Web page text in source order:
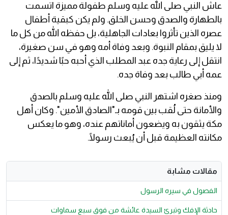
عاش النبي صلى الله عليه وسلم طفولة مميزة اتسمت
بالطهارة والصدق وحسن الخلق. ولم يكن كبقية أطفال
عصره الذين تأثروا بعادات الجاهلية، بل حفظه الله من كل ما
لا يليق بمقام النبوة. وبعد وفاة أمه وهو في سن صغيرة،
انتقل إلى رعاية جده عبد المطلب الذي أحبه حبًا شديدًا، ثم إلى
عمه أبي طالب بعد وفاة جده.
ومنذ صغره اشتهر النبي صلى الله عليه وسلم بالصدق
والأمانة حتى لُقب بين قومه بـ"الصادق الأمين". وكان أهل
مكة يثقون به ويضعون أماناتهم عنده، وهو ما يعكس
مكانته العظيمة قبل أن يُبعث رسولًا.
مقالات مشابة
الفصول في سيره الرسول
حادثة الإفك وتبرئ السيدة عائشة من فوق سبع سماوات